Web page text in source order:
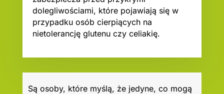
dolegliwościami, które pojawiają się w
przypadku osób cierpiących na
nietolerancję glutenu czy celiakię.
Są osoby, które myślą, że jedyne, co mogą